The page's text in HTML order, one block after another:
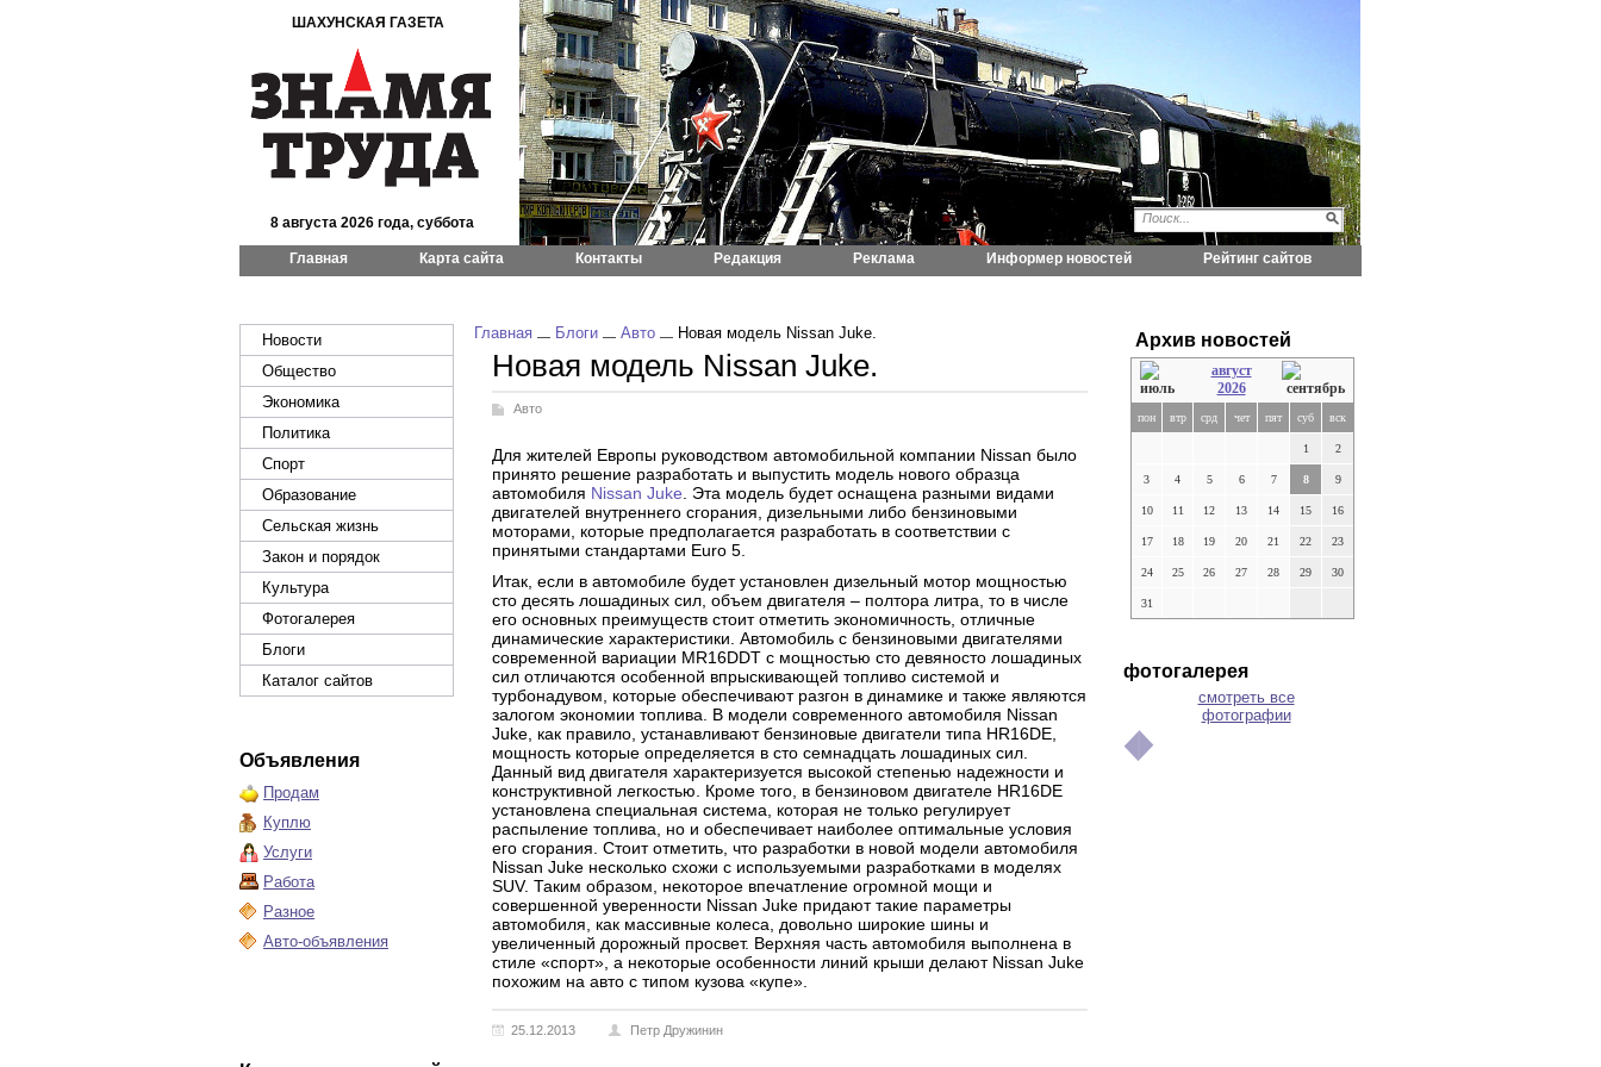
ШАХУНСКАЯ ГАЗЕТА
8 августа 2026 года, суббота
Главная Карта сайта Контакты Редакция Реклама Информер новостей Рейтинг сайтов
Новости
Общество
Экономика
Политика
Спорт
Образование
Сельская жизнь
Закон и порядок
Культура
Фотогалерея
Блоги
Каталог сайтов
Объявления
Продам
Куплю
Услуги
Работа
Разное
Авто-объявления
Главная Блоги Авто Новая модель Nissan Juke.
Новая модель Nissan Juke.
Авто
Для жителей Европы руководством автомобильной компании Nissan было
принято решение разработать и выпустить модель нового образца
автомобиля Nissan Juke . Эта модель будет оснащена разными видами
двигателей внутреннего сгорания, дизельными либо бензиновыми
моторами, которые предполагается разработать в соответствии с
принятыми стандартами Euro 5.
Итак, если в автомобиле будет установлен дизельный мотор мощностью
сто десять лошадиных сил, объем двигателя – полтора литра, то в числе
его основных преимуществ стоит отметить экономичность, отличные
динамические характеристики. Автомобиль с бензиновыми двигателями
современной вариации MR16DDT с мощностью сто девяносто лошадиных
сил отличаются особенной впрыскивающей топливо системой и
турбонадувом, которые обеспечивают разгон в динамике и также являются
залогом экономии топлива. В модели современного автомобиля Nissan
Juke, как правило, устанавливают бензиновые двигатели типа HR16DЕ,
мощность которые определяется в сто семнадцать лошадиных сил.
Данный вид двигателя характеризуется высокой степенью надежности и
конструктивной легкостью. Кроме того, в бензиновом двигателе HR16DЕ
установлена специальная система, которая не только регулирует
распыление топлива, но и обеспечивает наиболее оптимальные условия
его сгорания. Стоит отметить, что разработки в новой модели автомобиля
Nissan Juke несколько схожи с используемыми разработками в моделях
SUV. Таким образом, некоторое впечатление огромной мощи и
совершенной уверенности Nissan Juke придают такие параметры
автомобиля, как массивные колеса, довольно широкие шины и
увеличенный дорожный просвет. Верхняя часть автомобиля выполнена в
стиле «спорт», а некоторые особенности линий крыши делают Nissan Juke
похожим на авто с типом кузова «купе».
25.12.2013 Петр Дружинин
Архив новостей
август
2026
пон втр срд чет пят суб вск
1 2
3 4 5 6 7 8 9
10 11 12 13 14 15 16
17 18 19 20 21 22 23
24 25 26 27 28 29 30
31
фотогалерея
смотреть все
фотографии